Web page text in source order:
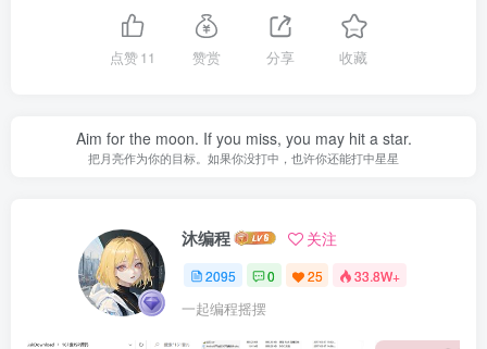
点赞11 赞赏 分享 收藏
Aim for the moon. If you miss, you may hit a star.
把月亮作为你的目标。如果你没打中，也许你还能打中星星
沐编程 关注
2095 0 25 33.8W+
一起编程摇摆